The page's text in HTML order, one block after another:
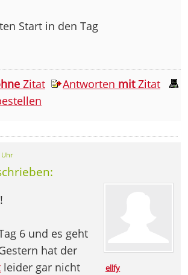
Start in den Tag
Zitat Antworten mitZitat
Uhr
ellfy
6 und es geht
hat der
leider gar nicht